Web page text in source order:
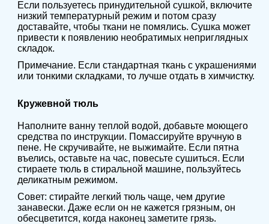
Если пользуетесь принудительной сушкой, включите
низкий температурный режим и потом сразу
доставайте, чтобы ткани не помялись. Сушка может
привести к появлению необратимых неприглядных
складок.
Примечание. Если стандартная ткань с украшениями
или тонкими складками, то лучше отдать в химчистку.
Кружевной тюль
Наполните ванну теплой водой, добавьте моющего
средства по инструкции. Помассируйте вручную в
пене. Не скручивайте, не выжимайте. Если пятна
въелись, оставьте на час, повесьте сушиться. Если
стираете тюль в стиральной машине, пользуйтесь
деликатным режимом.
Совет: стирайте легкий тюль чаще, чем другие
занавески. Даже если он не кажется грязным, он
обесцветится, когда наконец заметите грязь.